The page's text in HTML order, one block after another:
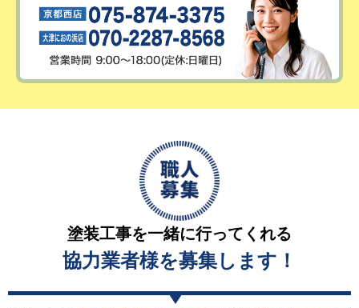
塗装工事を一緒に行ってくれる
協力業者様を募集します！